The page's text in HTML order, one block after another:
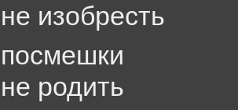
не изобресть
посмешки
не родить